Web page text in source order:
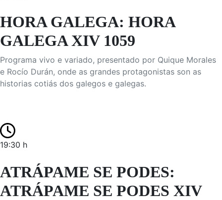
HORA GALEGA: HORA
GALEGA XIV 1059
Programa vivo e variado, presentado por Quique Morales
e Rocío Durán, onde as grandes protagonistas son as
historias cotiás dos galegos e galegas.
19:30 h
ATRÁPAME SE PODES:
ATRÁPAME SE PODES XIV